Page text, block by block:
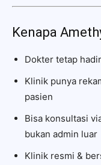
Kenapa
Dokter tetap
Klinik punya
pasien
Bisa konsultasi
bukan admin luar
Klinik resmi &